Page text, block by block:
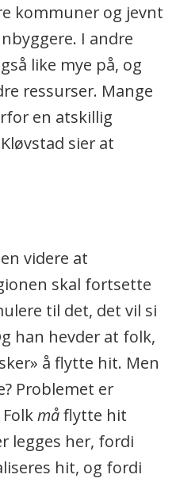
kommuner og jevnt
I andre
like mye på, og
ressurser. Mange
en atskillig
sier at
videre at
skal fortsette
til det, det vil si
han hevder at folk,
å flytte hit. Men
Problemet er
måflytte hit
legges her, fordi
hit, og fordi